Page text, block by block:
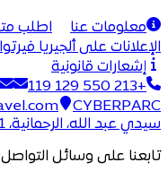
معلومات عنا
اطلب
الإعلانات على ألجيريا
إشعارات قانونية
+213 550 129 119
سيدي عبد الله، الرحمانية، 16121، الجزائر، الجزائر
تابعنا على وسائل